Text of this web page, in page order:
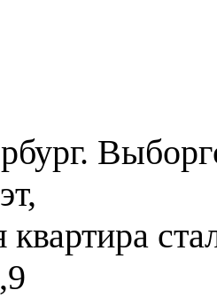
квартира